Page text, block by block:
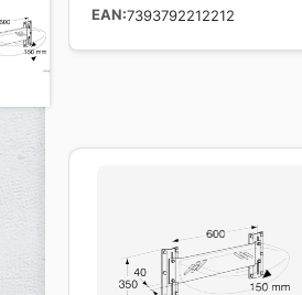
EAN 7393792212212